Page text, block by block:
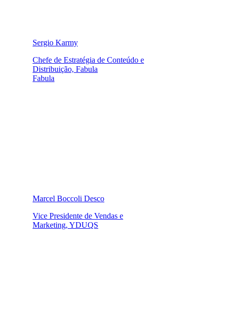
Sergio Karmy
Chefe de Estratégia de Conteúdo e
Distribuição, Fabula
Fabula
Marcel Boccoli Desco
Vice Presidente de Vendas e
Marketing, YDUQS